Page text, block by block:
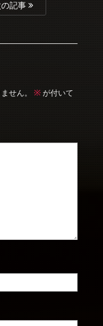
の記事
せん。 ※ が付いて